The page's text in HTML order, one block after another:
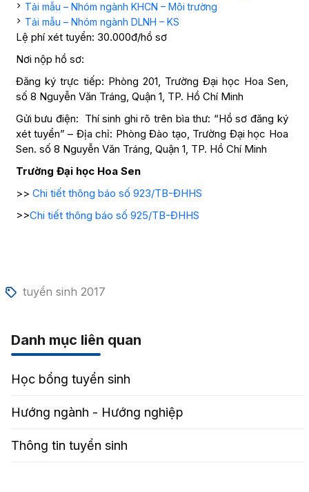
Tải mẫu – Nhóm ngành KHCN – Môi trường
Tải mẫu – Nhóm ngành DLNH – KS
Lệ phí xét tuyển: 30.000đ/hồ sơ
Nơi nộp hồ sơ:
Đăng ký trực tiếp: Phòng 201, Trường Đại học Hoa Sen,
số 8 Nguyễn Văn Tráng, Quận 1, TP. Hồ Chí Minh
Gửi bưu điện: Thí sinh ghi rõ trên bìa thư: “Hồ sơ đăng ký
xét tuyển” – Địa chỉ: Phòng Đào tạo, Trường Đại học Hoa
Sen. số 8 Nguyễn Văn Tráng, Quận 1, TP. Hồ Chí Minh
Trường Đại học Hoa Sen
>> Chi tiết thông báo số 923/TB-ĐHHS
>>Chi tiết thông báo số 925/TB-ĐHHS
tuyển sinh 2017
Danh mục liên quan
Học bổng tuyển sinh
Hướng ngành - Hướng nghiệp
Thông tin tuyển sinh